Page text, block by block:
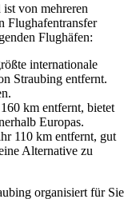
von mehreren
Flughafentransfer
Flughäfen:
internationale
Straubing entfernt.
km entfernt, bietet
Europas.
110 km entfernt, gut
Alternative zu
organisiert für Sie